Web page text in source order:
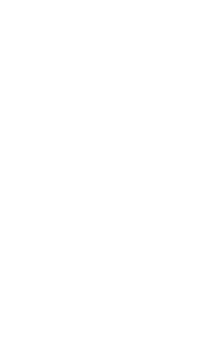
Desmantelada
indoor de